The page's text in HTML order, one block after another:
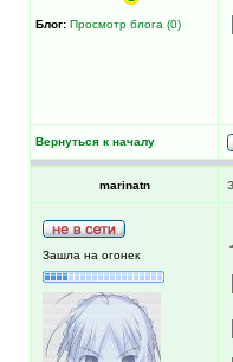
Блог: Просмотр блога (0)
Вернуться к началу
marinatn
Зашла на огонек